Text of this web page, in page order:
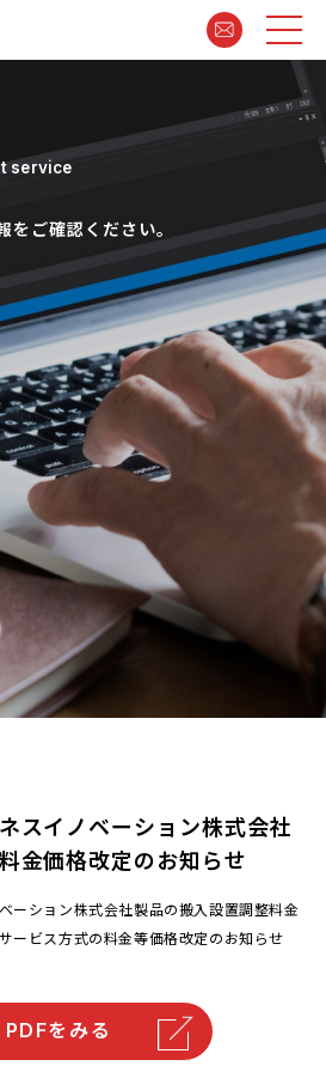
service
をご確認ください。
スイノベーション株式会社
金価格改定のお知らせ
ーション株式会社製品の搬入設置調整料金
ービス方式の料金等価格改定のお知らせ
PDFをみる